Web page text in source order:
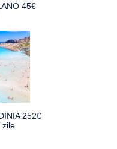
45€
252€
zile